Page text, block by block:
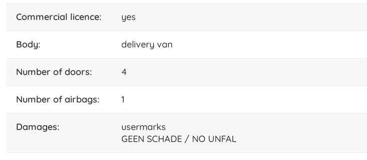
commercial licence: yes
body: delivery van
number of doors: 4
number of airbags: 1
damages:
usermarks
GEEN SCHADE / NO UNFAL